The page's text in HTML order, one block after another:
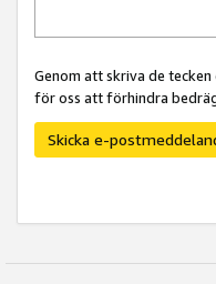
Genom att skriva de
för oss att förhindra
Skicka e-